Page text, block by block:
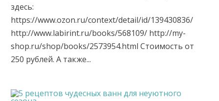
здесь:
https://www.ozon.ru/context/detail/id/139430836/
http://www.labirint.ru/books/568109/ http://my-
shop.ru/shop/books/2573954.html Стоимость от
250 рублей. А также...